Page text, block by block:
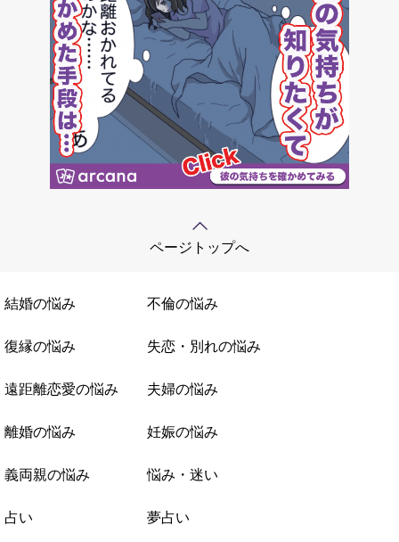
ページトップへ
結婚の悩み 不倫の悩み
復縁の悩み 失恋・別れの悩み
遠距離恋愛の悩み 夫婦の悩み
離婚の悩み 妊娠の悩み
義両親の悩み 悩み・迷い
占い 夢占い